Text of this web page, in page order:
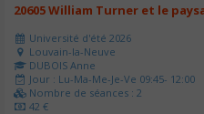
20605 William Turner et le
Université d'été 2026
Louvain-la-Neuve
DUBOIS Anne
Jour : Lu-Ma-Me-Je-Ve 09:45- 12:00
Nombre de séances : 2
42 €